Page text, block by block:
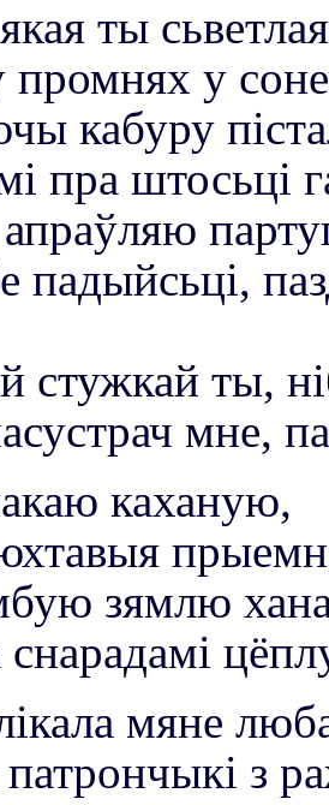
ты
промнях у
кабуру
пра штосьці
падыйсьці,
стужкай ты,
мне,
каханую,
зямлю
снарадамі
мяне
з